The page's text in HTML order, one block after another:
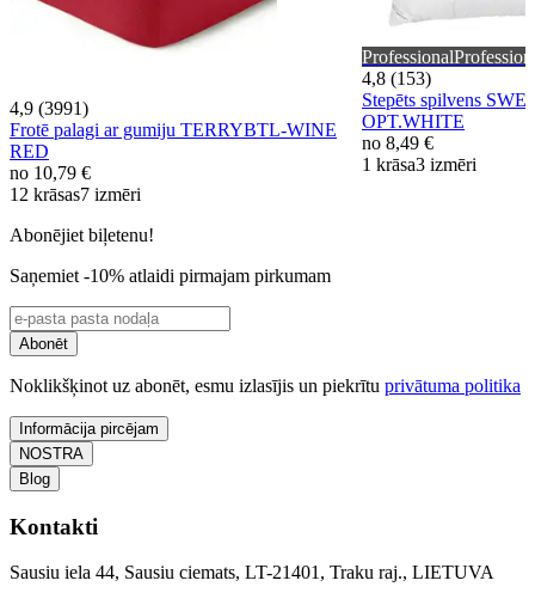
4,9 (3991)
Frotē palagi ar gumiju TERRYBTL-WINE
RED
no 10,79 €
12 krāsas7 izmēri
Professional
4,8 (153)
Stepēts spilvens
OPT.WHITE
no 8,49 €
1 krāsa3 izmēri
Abonējiet biļetenu!
Saņemiet -10% atlaidi pirmajam pirkumam
Abonēt
Noklikšķinot uz abonēt, esmu izlasījis un piekrītu privātuma politika
Informācija pircējam
NOSTRA
Blog
Kontakti
Sausiu iela 44, Sausiu ciemats, LT-21401, Traku raj., LIETUVA